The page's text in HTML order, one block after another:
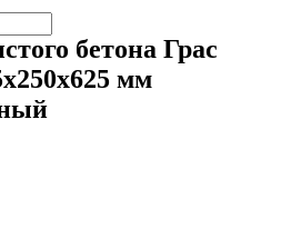
бетона Грас
мм